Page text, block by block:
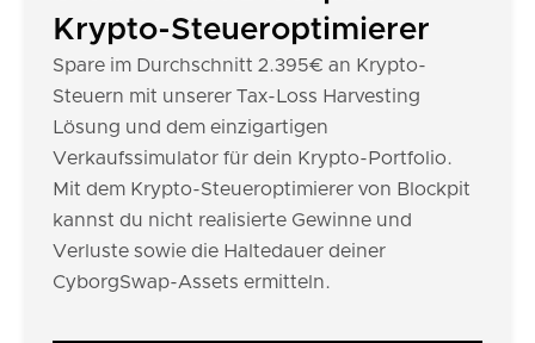
Krypto-Steueroptimierer
Spare im Durchschnitt 2.395€ an Krypto-
Steuern mit unserer Tax-Loss Harvesting
Lösung und dem einzigartigen
Verkaufssimulator für dein Krypto-Portfolio.
Mit dem Krypto-Steueroptimierer von Blockpit
kannst du nicht realisierte Gewinne und
Verluste sowie die Haltedauer deiner
CyborgSwap-Assets ermitteln.